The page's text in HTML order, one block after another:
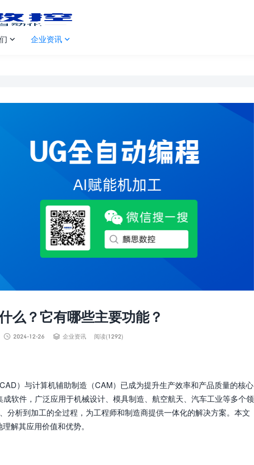
 企业资讯 
么？它有哪些主要功能？
 2024-12-26  企业资讯 阅读(1292)
）与计算机辅助制造（CAM）已成为提升生产效率和产品质量的核心
软件，广泛应用于机械设计、模具制造、航空航天、汽车工业等多个领
分析到加工的全过程，为工程师和制造商提供一体化的解决方案。本文
解其应用价值和优势。